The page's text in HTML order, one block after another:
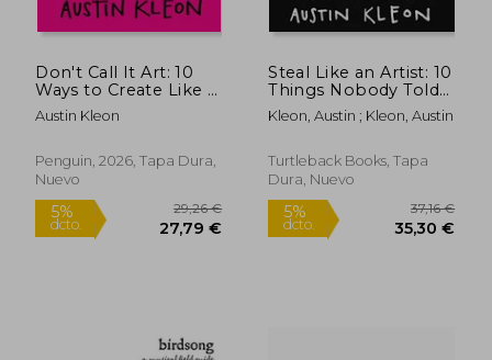
23,24 €
Don't Call It Art: 10
Ways to Create Like a
Kid Again (en Inglés)
Austin Kleon
Penguin, 2026, Tapa Dura,
Nuevo
Steal Like an Artist: 10
Things Nobody Told
You about Being
Creative
Kleon, Austin ; Kleon, Austin
Turtleback Books, Tapa
Dura, Nuevo